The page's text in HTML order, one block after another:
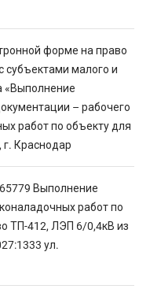
форме на право
субъектами малого и
«Выполнение
– рабочего
работ по объекту для
Краснодар
Выполнение
работ по
ТП-412, ЛЭП 6/0,4кВ из
ул.